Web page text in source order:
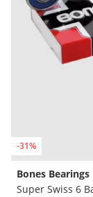
-31%
Bones Bearings
Super Swiss 6